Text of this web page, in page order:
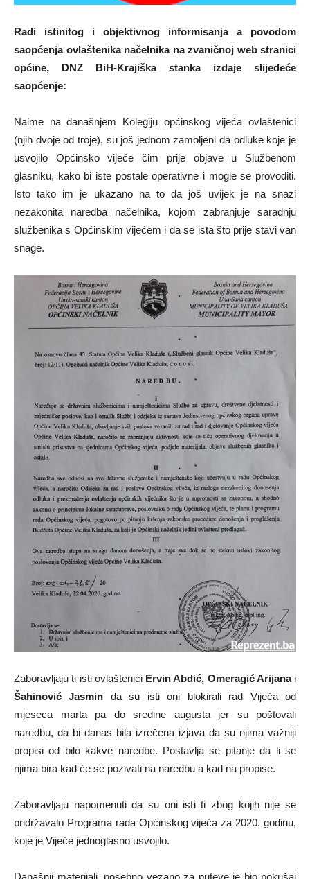
Radi istinitog i objektivnog informisanja a povodom
saopćenja ovlaštenika načelnika na zvaničnoj web stranici
općine, DNZ BiH-Krajiška stanka izdaje slijedeće
saopćenje:
Naime na današnjem Kolegiju općinskog vijeća ovlaštenici
(njih dvoje od troje), su još jednom zamoljeni da odluke koje je
usvojilo Općinsko vijeće čim prije objave u Službenom
glasniku, kako bi iste postale operativne i mogle se provoditi.
Isto tako im je ukazano na to da još uvijek je na snazi
nezakonita naredba načelnika, kojom zabranjuje saradnju
službenika s Općinskim vijećem i da se ista što prije stavi van
snage.
Zaboravljaju ti isti ovlaštenici Ervin Abdić, Omeragić Arijanai
Šahinović Jasmin da su isti oni blokirali rad Vijeća od
mjeseca marta pa do sredine augusta jer su poštovali
naredbu, da bi danas bila izrečena izjava da su njima važniji
propisi od bilo kakve naredbe. Postavlja se pitanje da li se
njima bira kad će se pozivati na naredbu a kad na propise.
Zaboravljaju napomenuti da su oni isti ti zbog kojih nije se
pridržavalo Programa rada Općinskog vijeća za 2020. godinu,
koje je Vijeće jednoglasno usvojilo.
Današnji materijali, posebno vezano za puteve je bio pokušaj